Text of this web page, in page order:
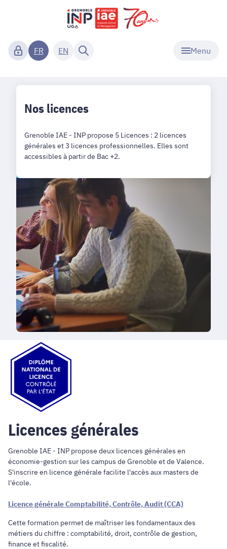
Menu
FR EN
Nos licences
Grenoble IAE - INP propose 5 Licences : 2 licences
générales et 3 licences professionnelles. Elles sont
accessibles à partir de Bac +2.
Licences générales
Grenoble IAE - INP propose deux licences générales en
économie-gestion sur les campus de Grenoble et de Valence.
S'inscrire en licence générale facilite l'accès aux masters de
l'école.
Licence générale Comptabilité, Contrôle, Audit (CCA)
Cette formation permet de maîtriser les fondamentaux des
métiers du chiffre : comptabilité, droit, contrôle de gestion,
finance et fiscalité.